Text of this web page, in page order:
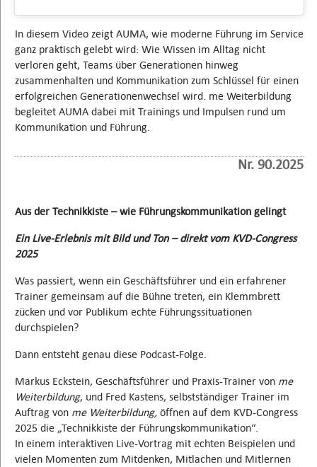
In diesem Video zeigt AUMA, wie moderne Führung im Service
ganz praktisch gelebt wird: Wie Wissen im Alltag nicht
verloren geht, Teams über Generationen hinweg
zusammenhalten und Kommunikation zum Schlüssel für einen
erfolgreichen Generationenwechsel wird. me Weiterbildung
begleitet AUMA dabei mit Trainings und Impulsen rund um
Kommunikation und Führung.
Nr. 90.2025
Aus der Technikkiste – wie Führungskommunikation gelingt
Ein Live-Erlebnis mit Bild und Ton – direkt vom KVD-Congress
2025
Was passiert, wenn ein Geschäftsführer und ein erfahrener
Trainer gemeinsam auf die Bühne treten, ein Klemmbrett
zücken und vor Publikum echte Führungssituationen
durchspielen?
Dann entsteht genau diese Podcast-Folge.
Markus Eckstein, Geschäftsführer und Praxis-Trainer von me
Weiterbildung, und Fred Kastens, selbstständiger Trainer im
Auftrag von me Weiterbildung, öffnen auf dem KVD-Congress
2025 die „Technikkiste der Führungskommunikation“.
In einem interaktiven Live-Vortrag mit echten Beispielen und
vielen Momenten zum Mitdenken, Mitlachen und Mitlernen